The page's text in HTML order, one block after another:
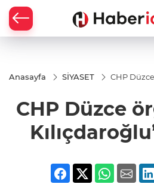
Anasayfa SİYASET
CHP Düzce
çağrı
CHP Düzce